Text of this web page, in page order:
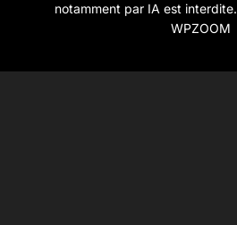
notamment par IA est interdite.
WPZOOM